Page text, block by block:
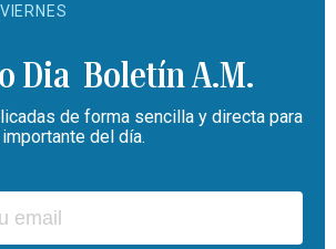
Boletín A.M.
de forma sencilla y directa para
del día.